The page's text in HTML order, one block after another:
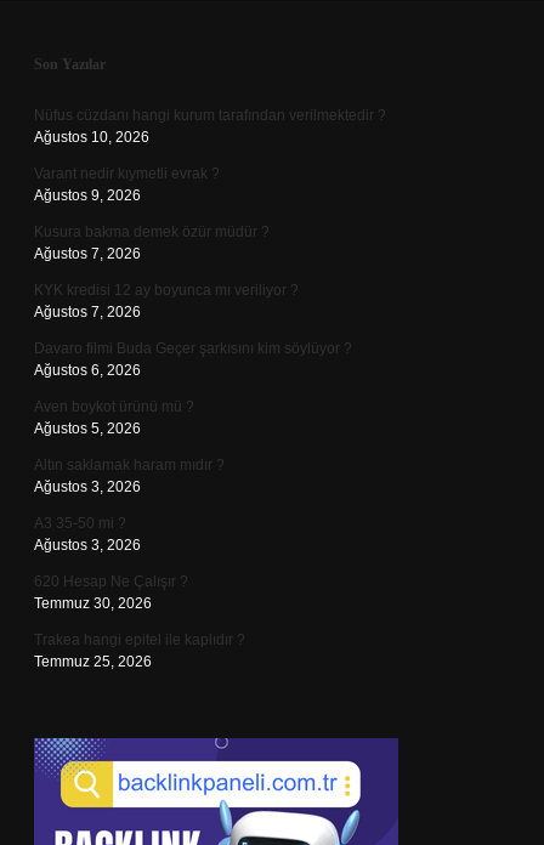
Sidebar
Son Yazılar
Nüfus cüzdanı hangi kurum tarafından verilmektedir ?
Ağustos 10, 2026
Varant nedir kıymetli evrak ?
Ağustos 9, 2026
Kusura bakma demek özür müdür ?
Ağustos 7, 2026
KYK kredisi 12 ay boyunca mı veriliyor ?
Ağustos 7, 2026
Davaro filmi Buda Geçer şarkısını kim söylüyor ?
Ağustos 6, 2026
Aven boykot ürünü mü ?
Ağustos 5, 2026
Altın saklamak haram mıdır ?
Ağustos 3, 2026
A3 35-50 mi ?
Ağustos 3, 2026
620 Hesap Ne Çalışır ?
Temmuz 30, 2026
Trakea hangi epitel ile kaplıdır ?
Temmuz 25, 2026